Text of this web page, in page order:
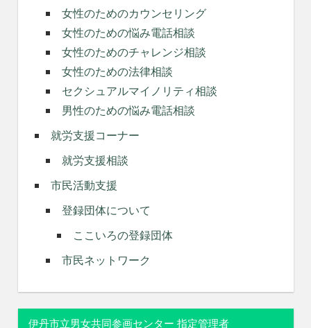
女性のためのカウンセリング
女性のための悩み電話相談
女性のためのチャレンジ相談
女性のための法律相談
セクシュアルマイノリティ相談
男性のための悩み電話相談
就労支援コーナー
就労支援相談
市民活動支援
登録団体について
ここいろの登録団体
市民ネットワーク
伊丹市立男女共同参画センター 指定管理者